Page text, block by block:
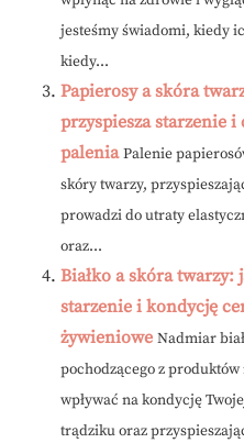
jesteśmy świadomi, kiedy
kiedy...
Papierosy a skóra
przyspiesza starzenie i
palenia Palenie
skóry twarzy,
prowadzi do utraty
oraz...
Białko a skóra twarzy:
starzenie i kondycję
żywieniowe Nadmiar
pochodzącego z
wpływać na kondycję
trądziku oraz